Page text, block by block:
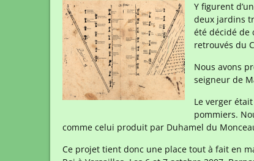
Y figurent
deux jardins
été décidé de
retrouvés du
Nous avons
seigneur de
Le verger
pommiers.
comme celui produit par Duhamel du
Ce projet tient donc une place tout à fait en